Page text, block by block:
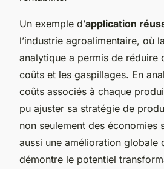
Un exemple d’application
l’industrie agroalimentaire, où
analytique a permis de réduire
coûts et les gaspillages. En
coûts associés à chaque
pu ajuster sa stratégie de
non seulement des économies
aussi une amélioration globale
démontre le potentiel